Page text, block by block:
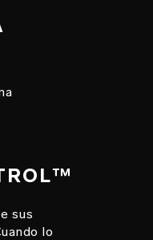
sus
lo